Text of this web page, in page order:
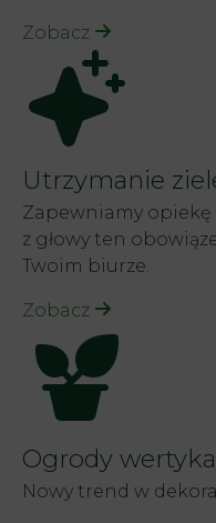
Zobacz
Utrzymanie
Zapewniamy
z głowy ten
Twoim biurze.
Zobacz
Ogrody
Nowy trend w